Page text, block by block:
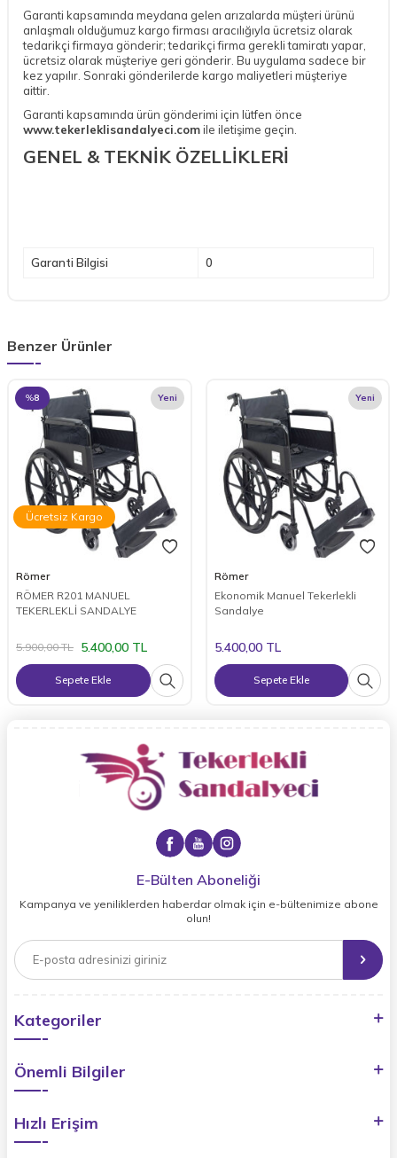
Garanti kapsamında meydana gelen arızalarda müşteri ürünü
anlaşmalı olduğumuz kargo firması aracılığıyla ücretsiz olarak
tedarikçi firmaya gönderir; tedarikçi firma gerekli tamiratı yapar,
ücretsiz olarak müşteriye geri gönderir. Bu uygulama sadece bir
kez yapılır. Sonraki gönderilerde kargo maliyetleri müşteriye
aittir.
Garanti kapsamında ürün gönderimi için lütfen önce
www.tekerleklisandalyeci.comile iletişime geçin.
GENEL & TEKNİK ÖZELLİKLERİ
Garanti Bilgisi 0
Benzer Ürünler
%8 Yeni
Ücretsiz Kargo
Römer
RÖMER R201 MANUEL
TEKERLEKLİ SANDALYE
5.900,00TL 5.400,00 TL
Sepete Ekle
Yeni
Römer
Ekonomik Manuel Tekerlekli
Sandalye
5.400,00TL
Sepete Ekle
E-Bülten Aboneliği
Kampanya ve yeniliklerden haberdar olmak için e-bültenimize abone
olun!
Kategoriler
Önemli Bilgiler
Hızlı Erişim